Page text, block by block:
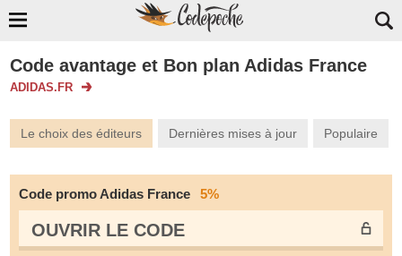
Code avantage et Bon plan Adidas France
ADIDAS.FR
Le choix des éditeurs Dernières mises à jour Populaire
Code promo Adidas France 5%
OUVRIR LE СODE